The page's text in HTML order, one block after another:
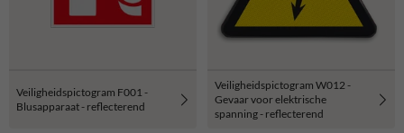
Veiligheidspictogram F001 -
Blusapparaat - reflecterend
Veiligheidspictogram W012 -
Gevaar voor elektrische
spanning - reflecterend